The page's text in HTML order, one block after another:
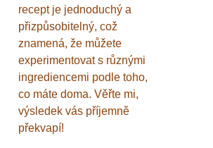
recept je jednoduchý a
přizpůsobitelný, což
znamená, že můžete
experimentovat s různými
ingrediencemi podle toho,
co máte doma. Věřte mi,
výsledek vás příjemně
překvapí!